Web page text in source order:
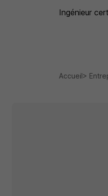
Ingénieur
Accueil